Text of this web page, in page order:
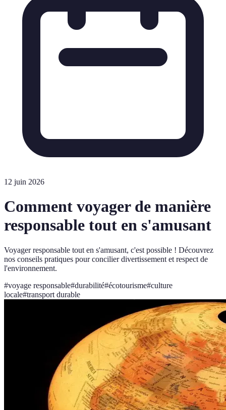
12 juin 2026
Comment voyager de manière
responsable tout en s'amusant
Voyager responsable tout en s'amusant, c'est possible ! Découvrez
nos conseils pratiques pour concilier divertissement et respect de
l'environnement.
#voyage responsable#durabilité#écotourisme#culture
locale#transport durable